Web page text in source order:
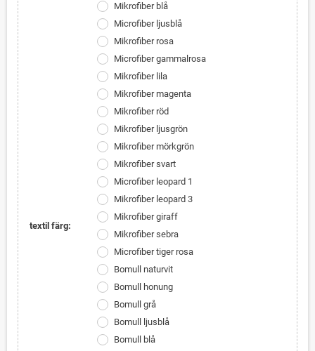
textil färg:
Mikrofiber blå
Microfiber ljusblå
Mikrofiber rosa
Microfiber gammalrosa
Mikrofiber lila
Mikrofiber magenta
Mikrofiber röd
Mikrofiber ljusgrön
Mikrofiber mörkgrön
Mikrofiber svart
Microfiber leopard 1
Mikrofiber leopard 3
Mikrofiber giraff
Mikrofiber sebra
Microfiber tiger rosa
Bomull naturvit
Bomull honung
Bomull grå
Bomull ljusblå
Bomull blå